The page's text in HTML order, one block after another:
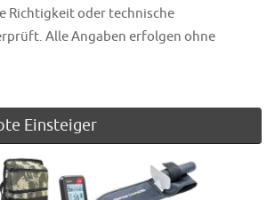
Richtigkeit oder technische
Alle Angaben erfolgen ohne
Einsteiger